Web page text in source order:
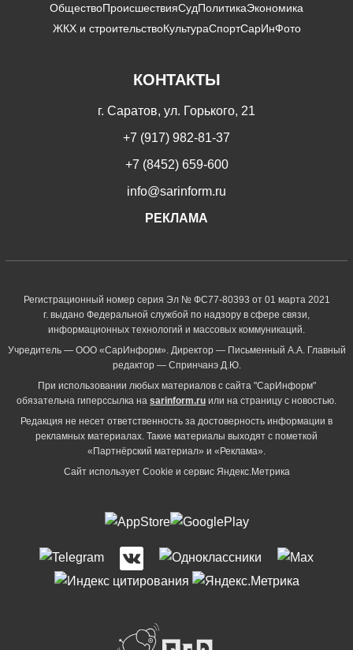
ОбществоПроисшествияСудПолитикаЭкономика
ЖКХ и строительствоКультураСпортСарИнФото
КОНТАКТЫ
г. Саратов, ул. Горького, 21
+7 (917) 982-81-37
+7 (8452) 659-600
info@sarinform.ru
РЕКЛАМА
Регистрационный номер серия Эл № ФС77-80393 от 01 марта 2021
г. выдано Федеральной службой по надзору в сфере связи,
информационных технологий и массовых коммуникаций.
Учредитель — ООО «СарИнформ». Директор — Письменный А.А. Главный
редактор — Спринчанэ Д.Ю.
При использовании любых материалов с сайта "СарИнформ"
обязательна гиперссылка на sarinform.ru или на страницу с новостью.
Редакция не несет ответственность за достоверность информации в
рекламных материалах. Такие материалы выходят с пометкой
«Партнёрский материал» и «Реклама».
Сайт использует Cookie и сервиc Яндекс.Метрика